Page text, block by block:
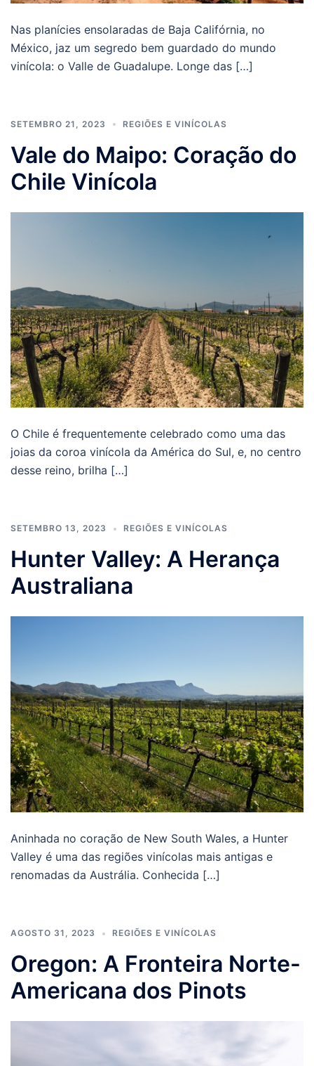
Nas planícies ensolaradas de Baja Califórnia, no
México, jaz um segredo bem guardado do mundo
vinícola: o Valle de Guadalupe. Longe das […]
SETEMBRO 21, 2023 REGIÕES E VINÍCOLAS
Vale do Maipo: Coração do
Chile Vinícola
O Chile é frequentemente celebrado como uma das
joias da coroa vinícola da América do Sul, e, no centro
desse reino, brilha […]
SETEMBRO 13, 2023 REGIÕES E VINÍCOLAS
Hunter Valley: A Herança
Australiana
Aninhada no coração de New South Wales, a Hunter
Valley é uma das regiões vinícolas mais antigas e
renomadas da Austrália. Conhecida […]
AGOSTO 31, 2023 REGIÕES E VINÍCOLAS
Oregon: A Fronteira Norte-
Americana dos Pinots